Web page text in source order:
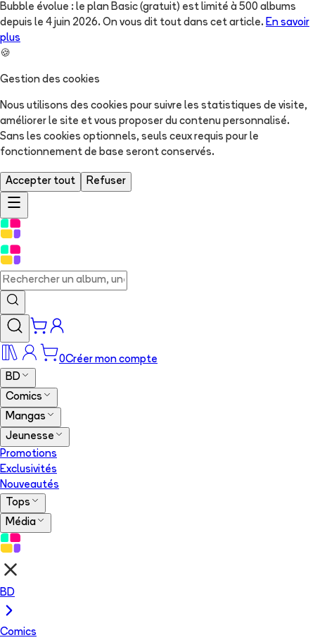
Bubble évolue : le plan Basic (gratuit) est limité à 500 albums
depuis le 4 juin 2026. On vous dit tout dans cet article. En savoir
plus
🍪
Gestion des cookies
Nous utilisons des cookies pour suivre les statistiques de visite,
améliorer le site et vous proposer du contenu personnalisé.
Sans les cookies optionnels, seuls ceux requis pour le
fonctionnement de base seront conservés.
Accepter tout Refuser
0Créer mon compte
BD
Comics
Mangas
Jeunesse
Promotions
Exclusivités
Nouveautés
Tops
Média
BD
Comics